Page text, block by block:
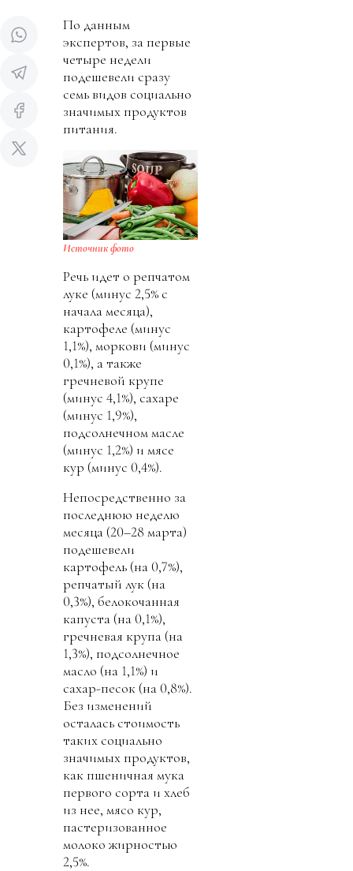
По данным
экспертов, за первые
четыре недели
подешевели сразу
семь видов социально
значимых продуктов
питания.
Источник фото
Речь идет о репчатом
луке (минус 2,5% с
начала месяца),
картофеле (минус
1,1%), моркови (минус
0,1%), а также
гречневой крупе
(минус 4,1%), сахаре
(минус 1,9%),
подсолнечном масле
(минус 1,2%) и мясе
кур (минус 0,4%).
Непосредственно за
последнюю неделю
месяца (20–28 марта)
подешевели
картофель (на 0,7%),
репчатый лук (на
0,3%), белокочанная
капуста (на 0,1%),
гречневая крупа (на
1,3%), подсолнечное
масло (на 1,1%) и
сахар-песок (на 0,8%).
Без изменений
осталась стоимость
таких социально
значимых продуктов,
как пшеничная мука
первого сорта и хлеб
из нее, мясо кур,
пастеризованное
молоко жирностью
2,5%.